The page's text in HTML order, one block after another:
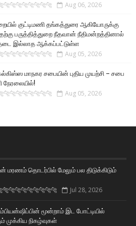
Aug 06, 2026
குட்டிமணி தங்கத்துரை ஆகியோருக்கு
பருத்தித்துறை நீதவான் நீதிமன்றத்தினால்
இல்லாத ஆக்கப்பட்டுள்ள
Aug 05, 2026
மாநகர சபையின் புதிய முயற்சி – சபை
நேரலையில்!
Aug 05, 2026
மரணம் தொடர்பில் மேலும் பல திடுக்கிடும்
Jul 28, 2026
மூன்றாம் இட போட்டியில்
முக்கிய நிகழ்வுகள்